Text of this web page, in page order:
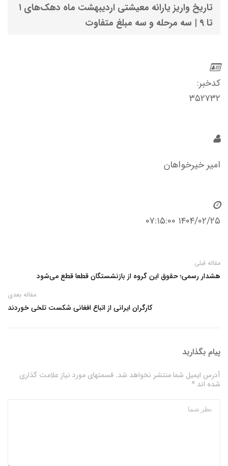
تاریخ واریز یارانه معیشتی اردیبهشت ماه دهک‌های ۱
تا ۹ | سه مرحله و سه مبلغ متفاوت
کدخبر:
۳۵۲۷۳۲
امیر خیرخواهان
۱۴۰۴/۰۲/۲۵ ۰۷:۱۵:۰۰
مقاله قبلی
هشدار رسمی؛ حقوق این گروه از بازنشستگان قطعا قطع می‌شود
مقاله بعدی
کارگران ایرانی از اتباع افغانی شکست تلخی خوردند
پیام بگذارید
آدرس ایمیل شما منتشر نخواهد شد. قسمتهای مورد نیاز علامت گذاری
شده اند *